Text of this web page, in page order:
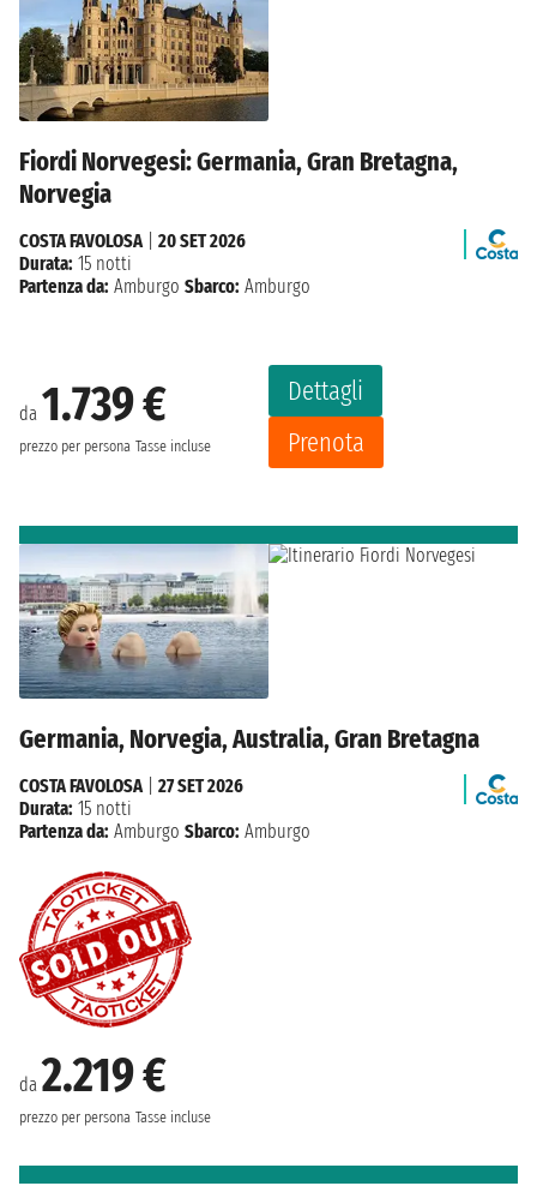
Fiordi Norvegesi: Germania, Gran Bretagna,
Norvegia
da 1.739 €
prezzo per persona Tasse incluse
Dettagli
Prenota
COSTA FAVOLOSA
20 SET 2026
Durata: 15 notti
Partenza da: Amburgo Sbarco: Amburgo
Germania, Norvegia, Australia, Gran Bretagna
da 2.219 €
prezzo per persona Tasse incluse
COSTA FAVOLOSA| 27 SET 2026
Durata: 15 notti
Partenza da: Amburgo Sbarco: Amburgo